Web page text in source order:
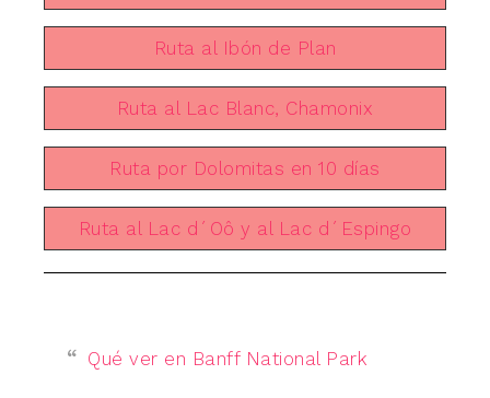
Ruta al Ibón de Plan
Ruta al Lac Blanc, Chamonix
Ruta por Dolomitas en 10 días
Ruta al Lac d´Oô y al Lac d´Espingo
Qué ver en Banff National Park